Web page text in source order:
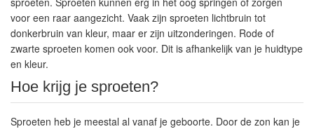
voor een raar aangezicht. Vaak zijn sproeten lichtbruin tot
donkerbruin van kleur, maar er zijn uitzonderingen. Rode of
zwarte sproeten komen ook voor. Dit is afhankelijk van je huidtype
en kleur.
Hoe krijg je sproeten?
Sproeten heb je meestal al vanaf je geboorte. Door de zon kan je